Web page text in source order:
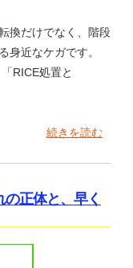
換だけでなく、階段
身近なケガです。
RICE処置と
続きを読む
の正体と、早く